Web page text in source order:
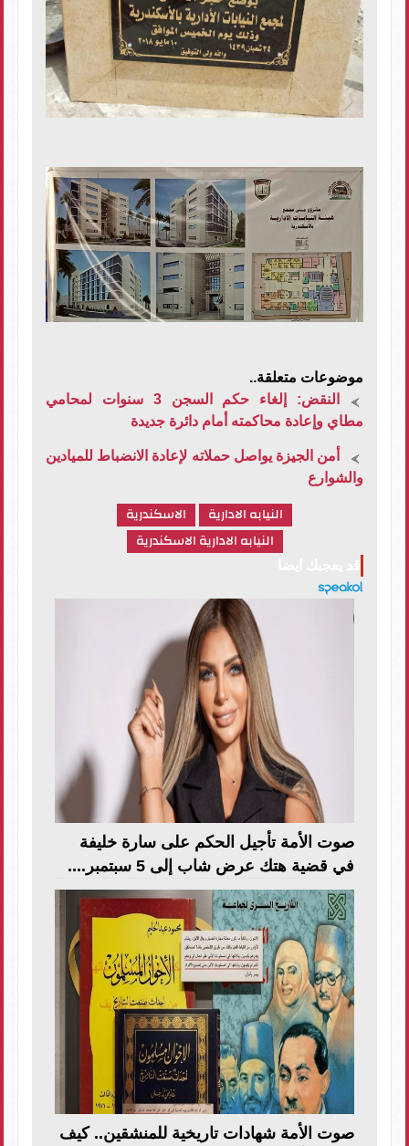
موضوعات متعلقة..
النقض: إلغاء حكم السجن 3 سنوات لمحامي
مطاي وإعادة محاكمته أمام دائرة جديدة
أمن الجيزة يواصل حملاته لإعادة الانضباط للميادين
والشوارع
النيابه الادارية
الاسكندرية
النيابه الادارية الاسكندرية
صوت الأمة تأجيل الحكم على سارة خليفة
في قضية هتك عرض شاب إلى 5 سبتمبر....
صوت الأمة شهادات تاريخية للمنشقين.. كيف